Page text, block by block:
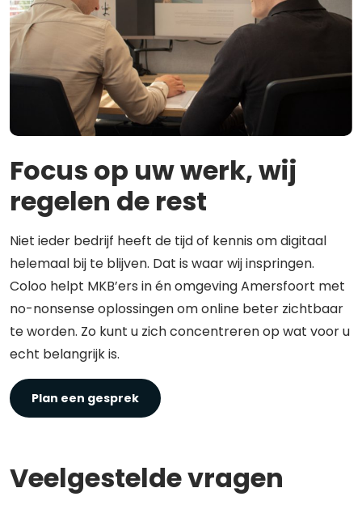
Focus op uw werk, wij
regelen de rest
Niet ieder bedrijf heeft de tijd of kennis om digitaal
helemaal bij te blijven. Dat is waar wij inspringen.
Coloo helpt MKB’ers in én omgeving Amersfoort met
no-nonsense oplossingen om online beter zichtbaar
te worden. Zo kunt u zich concentreren op wat voor u
echt belangrijk is.
Plan een gesprek
Veelgestelde vragen